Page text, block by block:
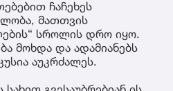
ჩაჩეხეს
მათთვის
სროლის დრო იყო.
მოხდა და ადამიანებს
აუკრძალეს.